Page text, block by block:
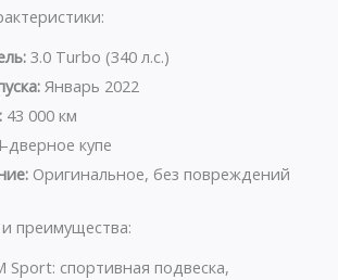
3.0 Turbo (340 л.с.)
Январь 2022
43 000 км
дверное купе
Оригинальное, без повреждений
преимущества:
Sport: спортивная подвеска,